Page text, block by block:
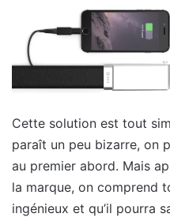
Cette solution est tout
paraît un peu bizarre, on
au premier abord. Mais
la marque, on comprend
ingénieux et qu’il pourra